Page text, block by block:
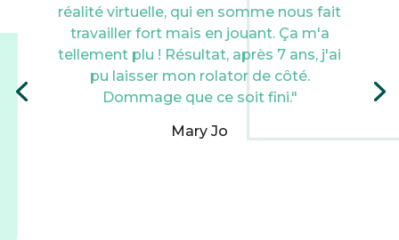
réalité virtuelle, qui en somme nous fait
travailler fort mais en jouant. Ça m'a
tellement plu ! Résultat, après 7 ans, j'ai
pu laisser mon rolator de côté.
Dommage que ce soit fini."
Mary Jo